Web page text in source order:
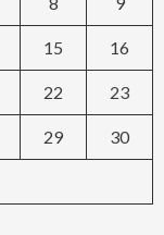
15 16
22 23
29 30